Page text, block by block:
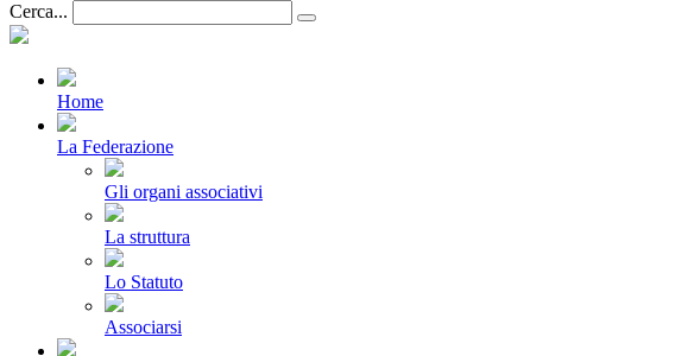
Cerca...
Home
La Federazione
Gli organi associativi
La struttura
Lo Statuto
Associarsi